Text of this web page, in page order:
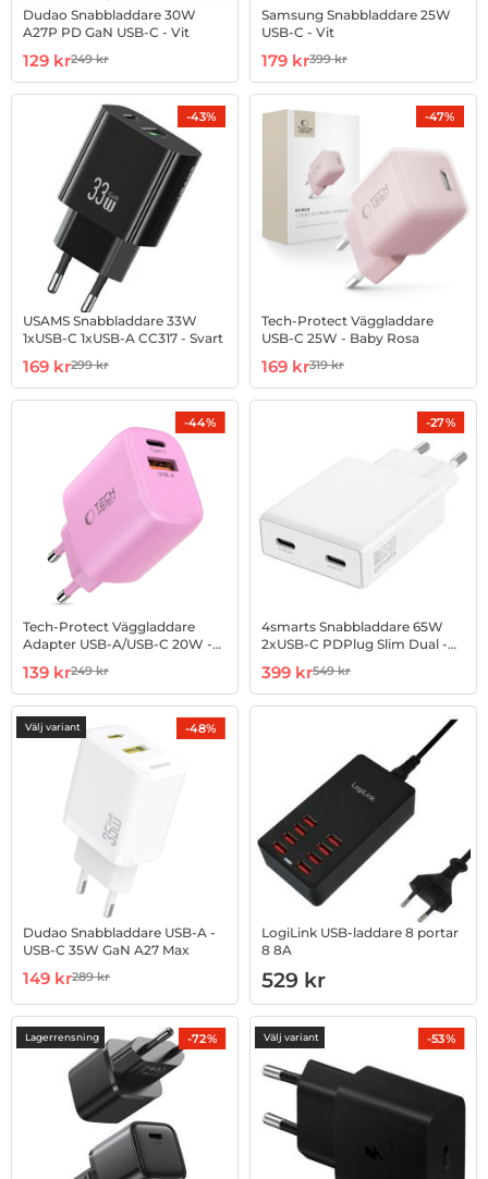
Dudao Snabbladdare 30W
A27P PD GaN USB-C - Vit
Art. nr 1002979729
rea pris
129 krtidigare pris
249 kr
Samsung Snabbladdare 25W
USB-C - Vit
Art. nr 1002982124
rea pris
179 krtidigare pris
399 kr
-43%
USAMS Snabbladdare 33W
1xUSB-C 1xUSB-A CC317 - Svart
Art. nr 1002988152
rea pris
169 krtidigare pris
299 kr
-47%
Tech-Protect Väggladdare
USB-C 25W - Baby Rosa
Art. nr 1002990809
rea pris
169 krtidigare pris
319 kr
-44%
Tech-Protect Väggladdare
Adapter USB-A/USB-C 20W -
Art. nr 1002990940
rea pris
139 krtidigare pris
249 kr
-27%
4smarts Snabbladdare 65W
2xUSB-C PDPlug Slim Dual -
Art. nr 1003001250
rea pris
399 krtidigare pris
549 kr
Välj variant -48%
Dudao Snabbladdare USB-A -
USB-C 35W GaN A27 Max
Art. nr 1003006305
rea pris
149 krtidigare pris
289 kr
LogiLink USB-laddare 8 portar
8 8A
Art. nr 1002841947
529 kr
Lagerrensning -72% Välj variant -53%